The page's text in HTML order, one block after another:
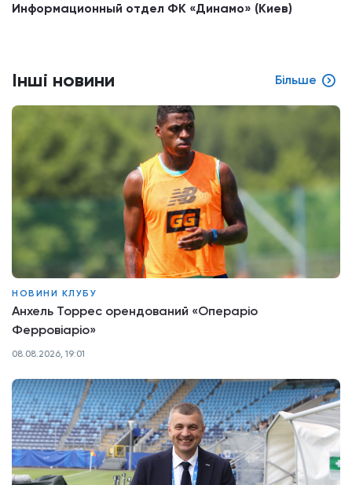
Информационный отдел ФК «Динамо» (Киев)
Інші новини Більше
НОВИНИ КЛУБУ
Анхель Торрес орендований «Операріо
Ферровіаріо»
08.08.2026, 19:01